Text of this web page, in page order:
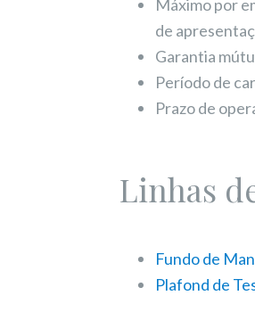
Máximo por
de
Garantia
Período de
Prazo de
Linhas
Fundo de
Plafond de